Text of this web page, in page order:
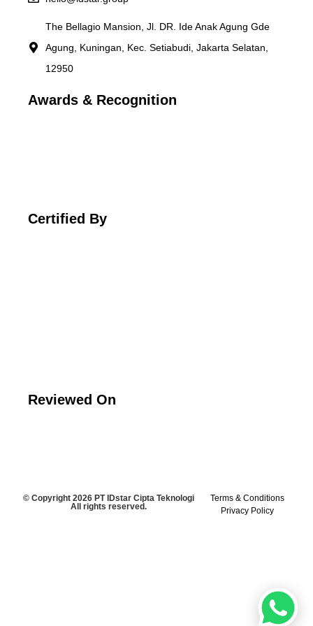
The Bellagio Mansion, Jl. DR. Ide Anak Agung Gde
Agung, Kuningan, Kec. Setiabudi, Jakarta Selatan,
12950
Awards & Recognition
Certified By
Reviewed On
© Copyright 2026 PT IDstar Cipta Teknologi
All rights reserved.
Terms & Conditions
Privacy Policy